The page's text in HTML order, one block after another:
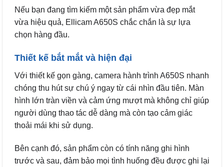
Nếu bạn đang tìm kiếm một sản phẩm vừa đẹp mắt
vừa hiệu quả, Ellicam A650S chắc chắn là sự lựa
chọn hàng đầu.
Thiết kế bắt mắt và hiện đại
Với thiết kế gọn gàng, camera hành trình A650S nhanh
chóng thu hút sự chú ý ngay từ cái nhìn đầu tiên. Màn
hình lớn tràn viền và cảm ứng mượt mà không chỉ giúp
người dùng thao tác dễ dàng mà còn tạo cảm giác
thoải mái khi sử dụng.
Bên cạnh đó, sản phẩm còn có tính năng ghi hình
trước và sau, đảm bảo mọi tình huống đều được ghi lại